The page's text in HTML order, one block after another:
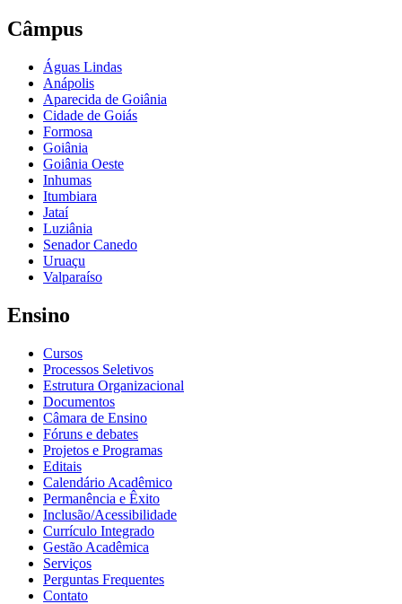
Câmpus
Águas Lindas
Anápolis
Aparecida de Goiânia
Cidade de Goiás
Formosa
Goiânia
Goiânia Oeste
Inhumas
Itumbiara
Jataí
Luziânia
Senador Canedo
Uruaçu
Valparaíso
Ensino
Cursos
Processos Seletivos
Estrutura Organizacional
Documentos
Câmara de Ensino
Fóruns e debates
Projetos e Programas
Editais
Calendário Acadêmico
Permanência e Êxito
Inclusão/Acessibilidade
Currículo Integrado
Gestão Acadêmica
Serviços
Perguntas Frequentes
Contato